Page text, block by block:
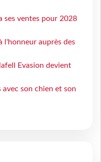
ses ventes pour 2028
l'honneur auprès des
Evasion devient
son chien et son